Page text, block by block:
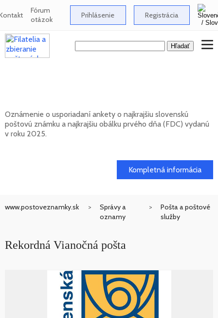
Fórum
otázok Prihlásenie Registrácia
Oznámenie o usporiadaní ankety o najkrajšiu slovenskú
poštovú známku a najkrajšiu obálku prvého dňa (FDC) vydanú
v roku 2025.
Kompletná informácia
www.postoveznamky.sk
Správy a
oznamy
Pošta a poštové
služby
Rekordná Vianočná pošta